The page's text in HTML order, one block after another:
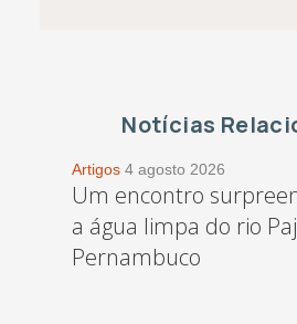
Notícias
Artigos 4 agosto 2026
Um encontro
a água limpa do rio
Pernambuco